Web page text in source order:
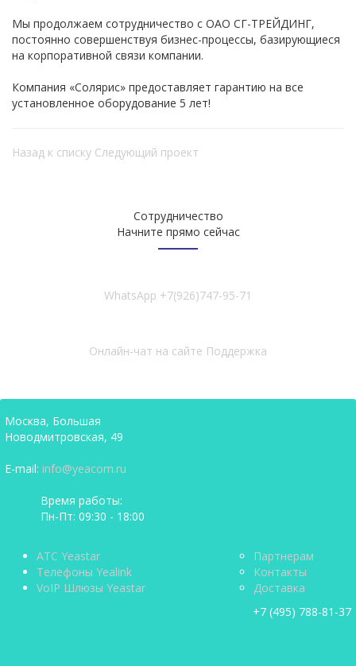
Мы продолжаем сотрудничество с ОАО СГ-ТРЕЙДИНГ,
постоянно совершенствуя бизнес-процессы, базирующиеся
на корпоративной связи компании.
Компания «Солярис» предоставляет гарантию на все
установленное оборудование 5 лет!
Назад к списку Следующий проект
Сотрудничество
Начните прямо сейчас
WhatsApp +7(926)747-95-71
Онлайн-чат на сайте Поддержка
Москва, Большая
Новодмитровская, 49
E-mail: info@yeacom.ru
Время работы:
Пн-Пт: 09:30 - 18:00
АТС Yeastar
Телефоны Yealink
VoIP Шлюзы Yeastar
Партнерам
Контакты
Доставка
+7 (495) 788-81-37